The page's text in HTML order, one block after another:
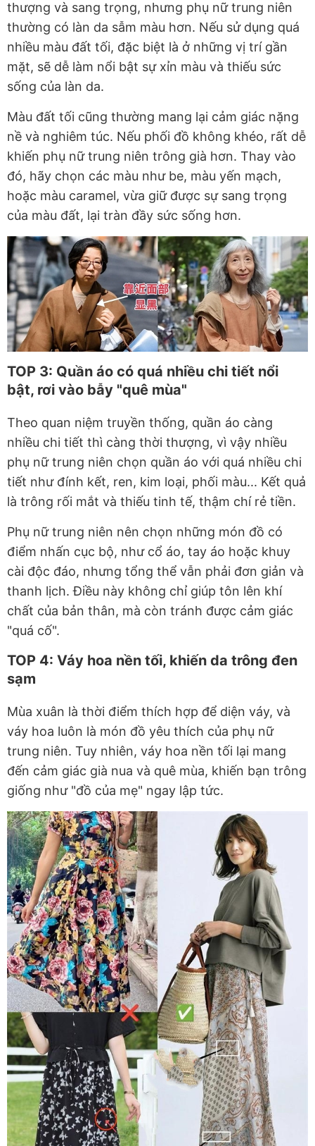
thượng và sang trọng, nhưng phụ nữ trung niên
thường có làn da sẫm màu hơn. Nếu sử dụng quá
nhiều màu đất tối, đặc biệt là ở những vị trí gần
mặt, sẽ dễ làm nổi bật sự xỉn màu và thiếu sức
sống của làn da.
Màu đất tối cũng thường mang lại cảm giác nặng
nề và nghiêm túc. Nếu phối đồ không khéo, rất dễ
khiến phụ nữ trung niên trông già hơn. Thay vào
đó, hãy chọn các màu như be, màu yến mạch,
hoặc màu caramel, vừa giữ được sự sang trọng
của màu đất, lại tràn đầy sức sống hơn.
TOP 3: Quần áo có quá nhiều chi tiết nổi
bật, rơi vào bẫy "quê mùa"
Theo quan niệm truyền thống, quần áo càng
nhiều chi tiết thì càng thời thượng, vì vậy nhiều
phụ nữ trung niên chọn quần áo với quá nhiều chi
tiết như đính kết, ren, kim loại, phối màu... Kết quả
là trông rối mắt và thiếu tinh tế, thậm chí rẻ tiền.
Phụ nữ trung niên nên chọn những món đồ có
điểm nhấn cục bộ, như cổ áo, tay áo hoặc khuy
cài độc đáo, nhưng tổng thể vẫn phải đơn giản và
thanh lịch. Điều này không chỉ giúp tôn lên khí
chất của bản thân, mà còn tránh được cảm giác
"quá cố".
TOP 4: Váy hoa nền tối, khiến da trông đen
sạm
Mùa xuân là thời điểm thích hợp để diện váy, và
váy hoa luôn là món đồ yêu thích của phụ nữ
trung niên. Tuy nhiên, váy hoa nền tối lại mang
đến cảm giác già nua và quê mùa, khiến bạn trông
giống như "đồ của mẹ" ngay lập tức.